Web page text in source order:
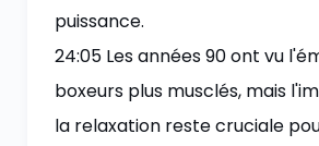
puissance.
24:05 Les années 90 ont vu
boxeurs plus musclés, mais
la relaxation reste cruciale